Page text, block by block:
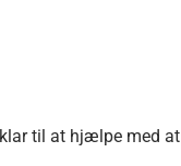
til at hjælpe med at